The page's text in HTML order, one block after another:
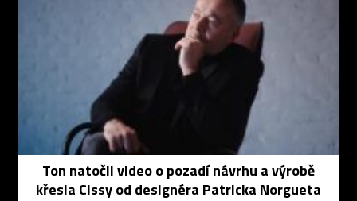
Ton natočil video o pozadí návrhu a výrobě
křesla Cissy od designéra Patricka Norgueta